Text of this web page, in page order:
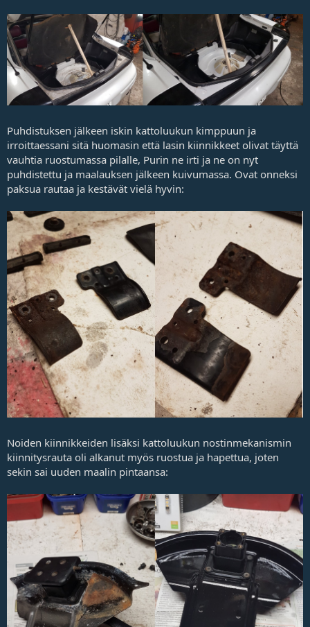
Puhdistuksen jälkeen iskin kattoluukun kimppuun ja
irroittaessani sitä huomasin että lasin kiinnikkeet olivat täyttä
vauhtia ruostumassa pilalle, Purin ne irti ja ne on nyt
puhdistettu ja maalauksen jälkeen kuivumassa. Ovat onneksi
paksua rautaa ja kestävät vielä hyvin:
Noiden kiinnikkeiden lisäksi kattoluukun nostinmekanismin
kiinnitysrauta oli alkanut myös ruostua ja hapettua, joten
sekin sai uuden maalin pintaansa: